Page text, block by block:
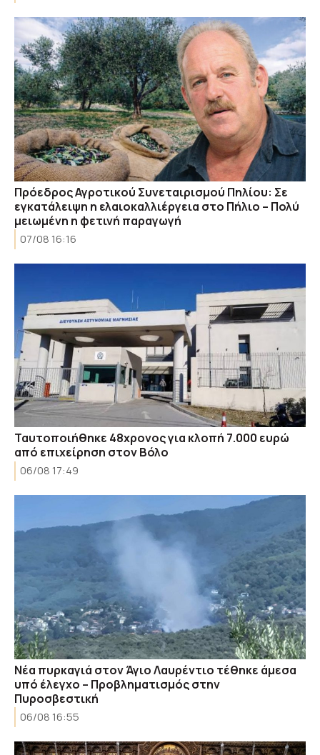
Πρόεδρος Αγροτικού Συνεταιρισμού Πηλίου: Σε
εγκατάλειψη η ελαιοκαλλιέργεια στο Πήλιο – Πολύ
μειωμένη η φετινή παραγωγή
07/08 16:16
Ταυτοποιήθηκε 48χρονος για κλοπή 7.000 ευρώ
από επιχείρηση στον Βόλο
06/08 17:49
Νέα πυρκαγιά στον Άγιο Λαυρέντιο τέθηκε άμεσα
υπό έλεγχο – Προβληματισμός στην
Πυροσβεστική
06/08 16:55